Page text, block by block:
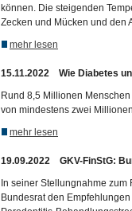
können. Die steigenden
Zecken und Mücken und den
mehr lesen
15.11.2022 Wie Diabetes
Rund 8,5 Millionen
von mindestens zwei
mehr lesen
19.09.2022 GKV-FinStG:
In seiner Stellungnahme
Bundesrat den